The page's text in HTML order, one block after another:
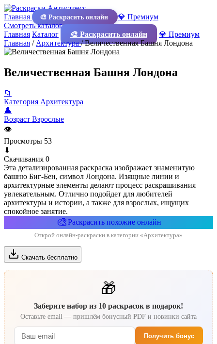
Главная 🎨 Раскрасить онлайн
💎 Премиум
Смотреть каталог
Главная Каталог 🎨 Раскрасить онлайн
💎 Премиум
Главная / Архитектура/Величественная Башня Лондона
Величественная Башня Лондона
📁
Категория Архитектура
👤
Возраст Взрослые
👁
Просмотры 53
⬇
Скачивания 0
Эта детализированная раскраска изображает знаменитую
башню Биг-Бен, символ Лондона. Изящные линии и
архитектурные элементы делают процесс раскрашивания
увлекательным. Отлично подойдет для любителей
архитектуры и истории, а также для взрослых, ищущих
спокойное занятие.
🎨Раскрасить похожие онлайн
Открой онлайн-раскраски в категории «Архитектура»
Скачать бесплатно
🎁
Заберите набор из 10 раскрасок в подарок!
Оставьте email — пришлём бонусный PDF и новинки сайта
Получить бонус